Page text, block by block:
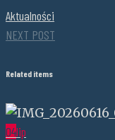
Aktualności
NEXT POST
Related items
04lip